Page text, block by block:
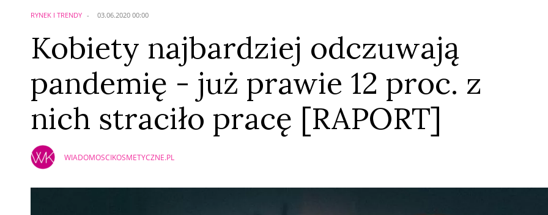
RYNEK I TRENDY 03.06.2020 00:00
Kobiety najbardziej odczuwają
pandemię - już prawie 12 proc. z
nich straciło pracę [RAPORT]
WIADOMOSCIKOSMETYCZNE.PL